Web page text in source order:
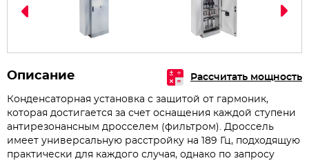
Описание Рассчитать мощность
Конденсаторная установка с защитой от гармоник,
которая достигается за счет оснащения каждой ступени
антирезонансным дросселем (фильтром). Дроссель
имеет универсальную расстройку на 189 Гц, подходящую
практически для каждого случая, однако по запросу